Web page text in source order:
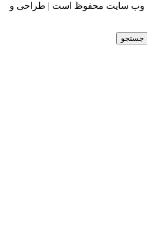
این وب سایت محفوظ است | طراحی و
جستجو